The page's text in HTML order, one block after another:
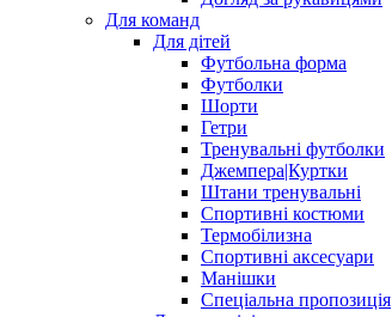
Для команд
Для дітей
Футбольна форма
Футболки
Шорти
Гетри
Тренувальні футболки
Джемпера|Куртки
Штани тренувальні
Спортивні костюми
Термобілизна
Спортивні аксесуари
Манішки
Спеціальна пропозиція